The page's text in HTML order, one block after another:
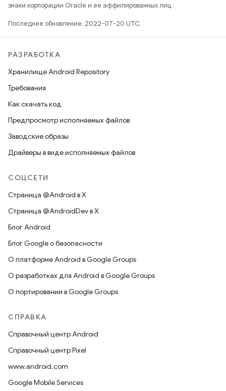
знаки корпорации Oracle и ее аффилированных лиц.
Последнее обновление: 2022-07-20 UTC.
РАЗРАБОТКА
Хранилище Android Repository
Требования
Как скачать код
Предпросмотр исполняемых файлов
Заводские образы
Драйверы в виде исполняемых файлов
СОЦСЕТИ
Страница @Android в X
Страница @AndroidDev в X
Блог Android
Блог Google о безопасности
О платформе Android в Google Groups
О разработках для Android в Google Groups
О портировании в Google Groups
СПРАВКА
Справочный центр Android
Справочный центр Pixel
www.android.com
Google Mobile Services